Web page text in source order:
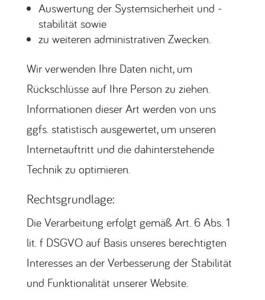
Auswertung der Systemsicherheit und -
stabilität sowie
zu weiteren administrativen Zwecken.
Wir verwenden Ihre Daten nicht, um
Rückschlüsse auf Ihre Person zu ziehen.
Informationen dieser Art werden von uns
ggfs. statistisch ausgewertet, um unseren
Internetauftritt und die dahinterstehende
Technik zu optimieren.
Rechtsgrundlage:
Die Verarbeitung erfolgt gemäß Art. 6 Abs. 1
lit. f DSGVO auf Basis unseres berechtigten
Interesses an der Verbesserung der Stabilität
und Funktionalität unserer Website.